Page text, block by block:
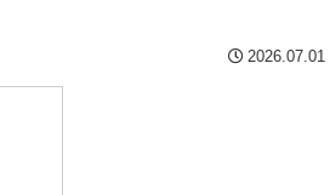
2026.07.01